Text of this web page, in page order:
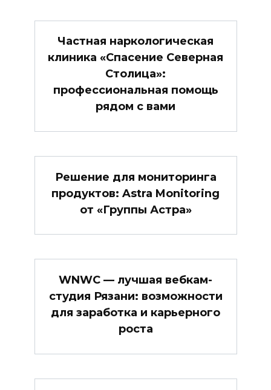
Частная наркологическая
клиника «Спасение Северная
Столица»:
профессиональная помощь
рядом с вами
Решение для мониторинга
продуктов: Astra Monitoring
от «Группы Астра»
WNWC — лучшая вебкам-
студия Рязани: возможности
для заработка и карьерного
роста